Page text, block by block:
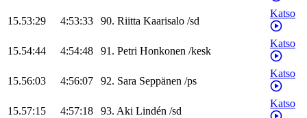
15.53:29 4:53:33 90. Riitta Kaarisalo /sd
Katso
15.54:44 4:54:48 91. Petri Honkonen /kesk
Katso
15.56:03 4:56:07 92. Sara Seppänen /ps
Katso
15.57:15 4:57:18 93. Aki Lindén /sd
Katso